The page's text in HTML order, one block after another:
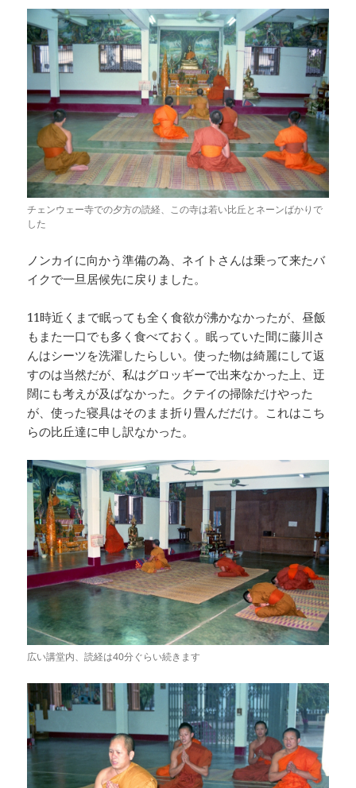
チェンウェー寺での夕方の読経、この寺は若い比丘とネーンばかりで
した
ノンカイに向かう準備の為、ネイトさんは乗って来たバ
イクで一旦居候先に戻りました。
11時近くまで眠っても全く食欲が沸かなかったが、昼飯
もまた一口でも多く食べておく。眠っていた間に藤川さ
んはシーツを洗濯したらしい。使った物は綺麗にして返
すのは当然だが、私はグロッギーで出来なかった上、迂
闊にも考えが及ばなかった。クテイの掃除だけやった
が、使った寝具はそのまま折り畳んだだけ。これはこち
らの比丘達に申し訳なかった。
広い講堂内、読経は40分ぐらい続きます